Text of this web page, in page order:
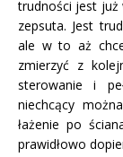
trudności jest już
zepsuta. Jest
ale w to aż
zmierzyć z
sterowanie i
niechcący
łażenie po
prawidłowo